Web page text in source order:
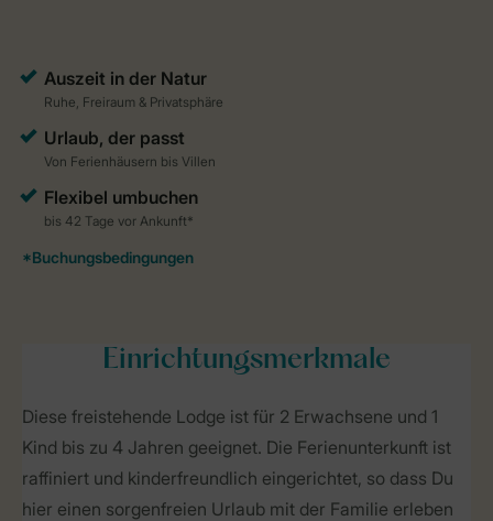
Einrichtungsmerkmale
Diese freistehende Lodge ist für 2 Erwachsene und 1
Kind bis zu 4 Jahren geeignet. Die Ferienunterkunft ist
raffiniert und kinderfreundlich eingerichtet, so dass Du
hier einen sorgenfreien Urlaub mit der Familie erleben